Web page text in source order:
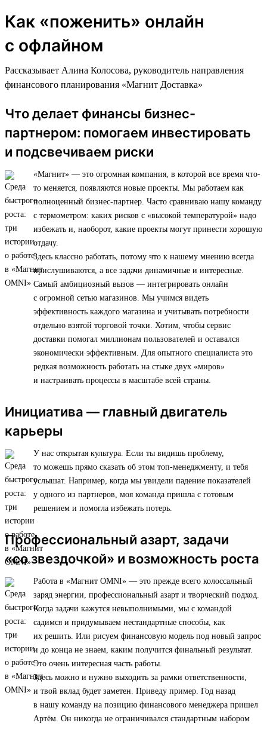
Как «поженить» онлайн
с офлайном
Рассказывает Алина Колосова, руководитель направления
финансового планирования «Магнит Доставка»
Что делает финансы бизнес-
партнером: помогаем инвестировать
и подсвечиваем риски
«Магнит» — это огромная компания, в которой все время что-
то меняется, появляются новые проекты. Мы работаем как
полноценный бизнес-партнер. Часто сравниваю нашу команду
с термометром: каких рисков с «высокой температурой» надо
избежать и, наоборот, какие проекты могут принести хорошую
отдачу.
Здесь классно работать, потому что к нашему мнению всегда
прислушиваются, а все задачи динамичные и интересные.
Самый амбициозный вызов — интегрировать онлайн
с огромной сетью магазинов. Мы учимся видеть
эффективность каждого магазина и учитывать потребности
отдельно взятой торговой точки. Хотим, чтобы сервис
доставки помогал миллионам пользователей и оставался
экономически эффективным. Для опытного специалиста это
редкая возможность работать на стыке двух «миров»
и настраивать процессы в масштабе всей страны.
Инициатива — главный двигатель
карьеры
У нас открытая культура. Если ты видишь проблему,
то можешь прямо сказать об этом топ-менеджменту, и тебя
услышат. Например, когда мы увидели падение показателей
у одного из партнеров, моя команда пришла с готовым
решением и помогла избежать потерь.
Профессиональный азарт, задачи
«со звездочкой» и возможность роста
Работа в «Магнит OMNI» — это прежде всего колоссальный
заряд энергии, профессиональный азарт и творческий подход.
Когда задачи кажутся невыполнимыми, мы с командой
садимся и придумываем нестандартные способы, как
их решить. Или рисуем финансовую модель под новый запрос
и до конца не знаем, каким получится финальный результат.
Это очень интересная часть работы.
Здесь можно и нужно выходить за рамки ответственности,
и твой вклад будет заметен. Приведу пример. Год назад
в нашу команду на позицию финансового менеджера пришел
Артём. Он никогда не ограничивался стандартным набором